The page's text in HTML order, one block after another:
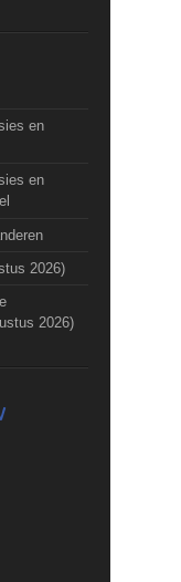
en
en
2026)
2026)